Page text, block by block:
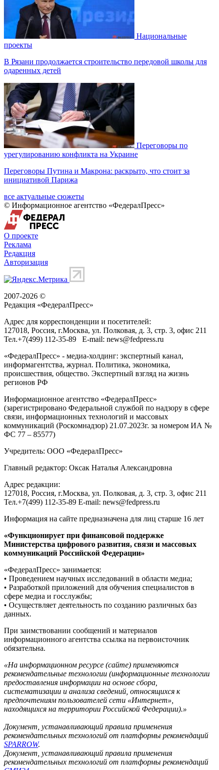
Национальные
проекты
В Рязани продолжается строительство передовой школы для
одаренных детей
Переговоры по
урегулированию конфликта на Украине
Переговоры Путина и Макрона: раскрыто, что стоит за
инициативой Парижа
все актуальные сюжеты
© Информационное агентство «ФедералПресс»
О проекте
Реклама
Редакция
Авторизация
2007-2026 ©
Редакция «ФедералПресс»
Адрес для корреспонденции и посетителей:
127018, Россия, г.Москва, ул. Полковая, д. 3, стр. 3, офис 211
Тел.+7(499) 112-35-89 E-mail: news@fedpress.ru
«ФедералПресс» - медиа-холдинг: экспертный канал,
информагентства, журнал. Политика, экономика,
происшествия, общество. Экспертный взгляд на жизнь
регионов РФ
Информационное агентство «ФедералПресс»
(зарегистрировано Федеральной службой по надзору в сфере
связи, информационных технологий и массовых
коммуникаций (Роскомнадзор) 21.07.2023г. за номером ИА №
ФС 77 – 85577)
Учредитель: ООО «ФедералПресс»
Главный редактор: Оксак Наталья Александровна
Адрес редакции:
127018, Россия, г.Москва, ул. Полковая, д. 3, стр. 3, офис 211
Тел.+7(499) 112-35-89 E-mail: news@fedpress.ru
Информация на сайте предназначена для лиц старше 16 лет
«Функционирует при финансовой поддержке
Министерства цифрового развития, связи и массовых
коммуникаций Российской Федерации»
«ФедералПресс» занимается:
• Проведением научных исследований в области медиа;
• Разработкой приложений для обучения специалистов в
сфере медиа и госслужбы;
• Осуществляет деятельность по созданию различных баз
данных.
При заимствовании сообщений и материалов
информационного агентства ссылка на первоисточник
обязательна.
«На информационном ресурсе (сайте) применяются
рекомендательные технологии (информационные технологии
предоставления информации на основе сбора,
систематизации и анализа сведений, относящихся к
предпочтениям пользователей сети «Интернет»,
находящихся на территории Российской Федерации).»
Документ, устанавливающий правила применения
рекомендательных технологий от платформы рекомендаций
SPARROW.
Документ, устанавливающий правила применения
рекомендательных технологий от платформы рекомендаций